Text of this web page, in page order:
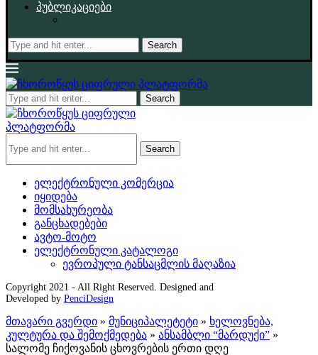
პუბლიკაციები
Search
Search
Search
ელექტრონული კომერცია
იყიდება
მომსახურეობა
განცხადებები
ავტო-მოტო
ელექტრონული კატალოგი
ევროპული ტანსაცმლის მაღაზია
Copyright 2021 - All Right Reserved. Designed and
Developed by PenciDesign
მთავარი გვერდი » მუნიციპალეტეტი » ხელოვნება,
კულტურა და შემოქმედება » ანსამბლი “მარდუქი” »
სალომე ჩიქოვანის ცხოვრების ერთი დღე